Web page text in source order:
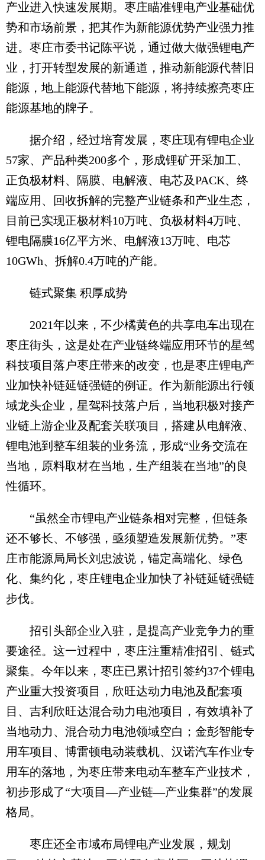
产业进入快速发展期。枣庄瞄准锂电产业基础优
势和市场前景，把其作为新能源优势产业强力推
进。枣庄市委书记陈平说，通过做大做强锂电产
业，打开转型发展的新通道，推动新能源代替旧
能源，地上能源代替地下能源，将持续擦亮枣庄
能源基地的牌子。
据介绍，经过培育发展，枣庄现有锂电企业
57家、产品种类200多个，形成锂矿开采加工、
正负极材料、隔膜、电解液、电芯及PACK、终
端应用、回收拆解的完整产业链条和产业生态，
目前已实现正极材料10万吨、负极材料4万吨、
锂电隔膜16亿平方米、电解液13万吨、电芯
10GWh、拆解0.4万吨的产能。
链式聚集 积厚成势
2021年以来，不少橘黄色的共享电车出现在
枣庄街头，这是处在产业链终端应用环节的星驾
科技项目落户枣庄带来的改变，也是枣庄锂电产
业加快补链延链强链的例证。作为新能源出行领
域龙头企业，星驾科技落户后，当地积极对接产
业链上游企业及配套关联项目，搭建从电解液、
锂电池到整车组装的业务流，形成“业务交流在
当地，原料取材在当地，生产组装在当地”的良
性循环。
“虽然全市锂电产业链条相对完整，但链条
还不够长、不够强，亟须塑造发展新优势。”枣
庄市能源局局长刘忠波说，锚定高端化、绿色
化、集约化，枣庄锂电企业加快了补链延链强链
步伐。
招引头部企业入驻，是提高产业竞争力的重
要途径。这一过程中，枣庄注重精准招引、链式
聚集。今年以来，枣庄已累计招引签约37个锂电
产业重大投资项目，欣旺达动力电池及配套项
目、吉利欣旺达混合动力电池项目，有效填补了
当地动力、混合动力电池领域空白；金彭智能专
用车项目、博雷顿电动装载机、汉诺汽车作业专
用车的落地，为枣庄带来电动车整车产业技术，
初步形成了“大项目—产业链—产业集群”的发展
格局。
枣庄还全市域布局锂电产业发展，规划